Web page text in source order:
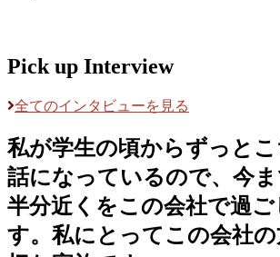
Pick up Interview
全てのインタビューを見る
私が学生の頃からずっと
話になっているので、今
半分近くをこの会社で過ご
す。私にとってこの会社